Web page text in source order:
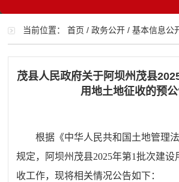
当前位置：首页 /政务公开 /基本信息公
茂县人民政府关于阿坝州茂县
用地土地征收的预
根据《中华人民共和国土地管理
规定，阿坝州茂县2025年第1批次建
收工作，现将相关情况公告如下：